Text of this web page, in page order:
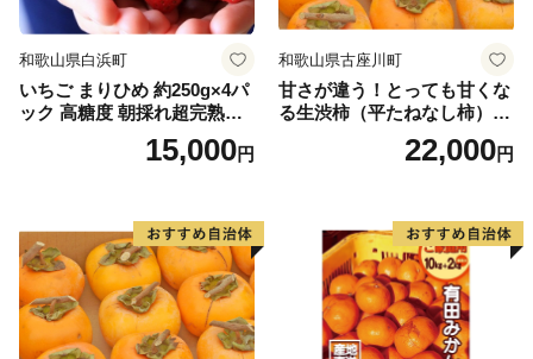
和歌山県白浜町
いちご まりひめ 約250g×4パ
ック 高糖度 朝採れ超完熟ま
りひめ 1月以降発送分
15,000円
和歌山県古座川町
甘さが違う！とっても甘くな
る生渋柿（平たねなし柿）吊
ップ付約4.5～5kg 約24～30
22,000円